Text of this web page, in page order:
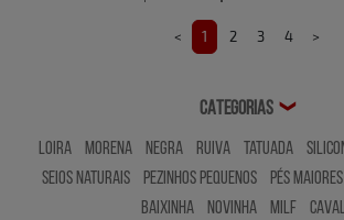
< 1 2 3 4 >
CATEGORIAS ❯
Loira Morena Negra Ruiva Tatuada
Seios Naturais Pezinhos Pequenos Pés Maiores
Baixinha
Novinha MILF